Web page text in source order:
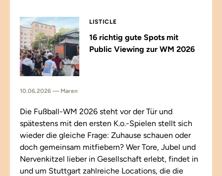
LISTICLE
16 richtig gute Spots mit
Public Viewing zur WM 2026
10.06.2026 — Maren
Die Fußball-WM 2026 steht vor der Tür und
spätestens mit den ersten K.o.-Spielen stellt sich
wieder die gleiche Frage: Zuhause schauen oder
doch gemeinsam mitfiebern? Wer Tore, Jubel und
Nervenkitzel lieber in Gesellschaft erlebt, findet in
und um Stuttgart zahlreiche Locations, die die